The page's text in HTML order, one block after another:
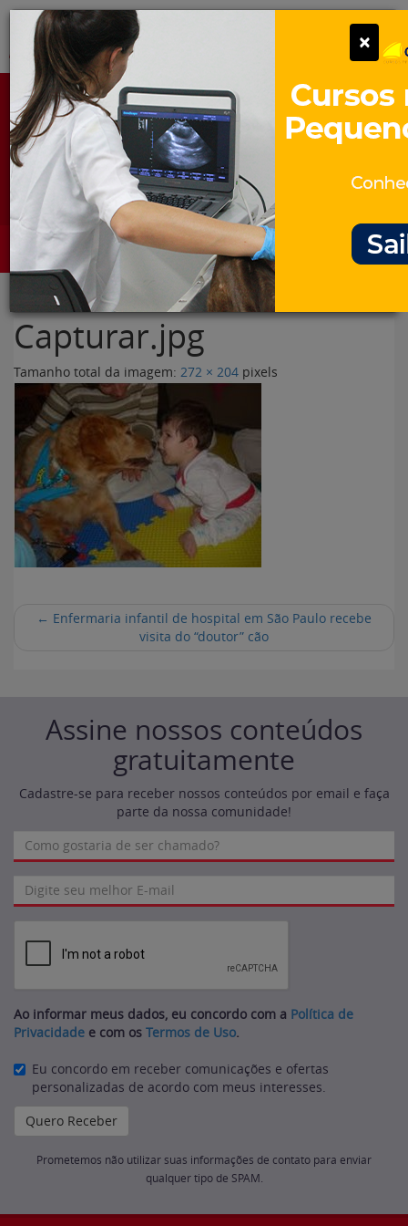
Pular
para
conteúdo
Portal para Profissionais Veterinários
Assine Gratuitamente
Categorias
Capturar.jpg
Tamanho total da imagem: 272 × 204 pixels
← Enfermaria infantil de hospital em São Paulo recebe
visita do “doutor” cão
Assine nossos conteúdos
gratuitamente
Cadastre-se para receber nossos conteúdos por email e faça
parte da nossa comunidade!
Ao informar meus dados, eu concordo com a Política de
Privacidade e com os Termos de Uso.
Eu concordo em receber comunicações e ofertas
personalizadas de acordo com meus interesses.
Prometemos não utilizar suas informações de contato para enviar
qualquer tipo de SPAM.
×